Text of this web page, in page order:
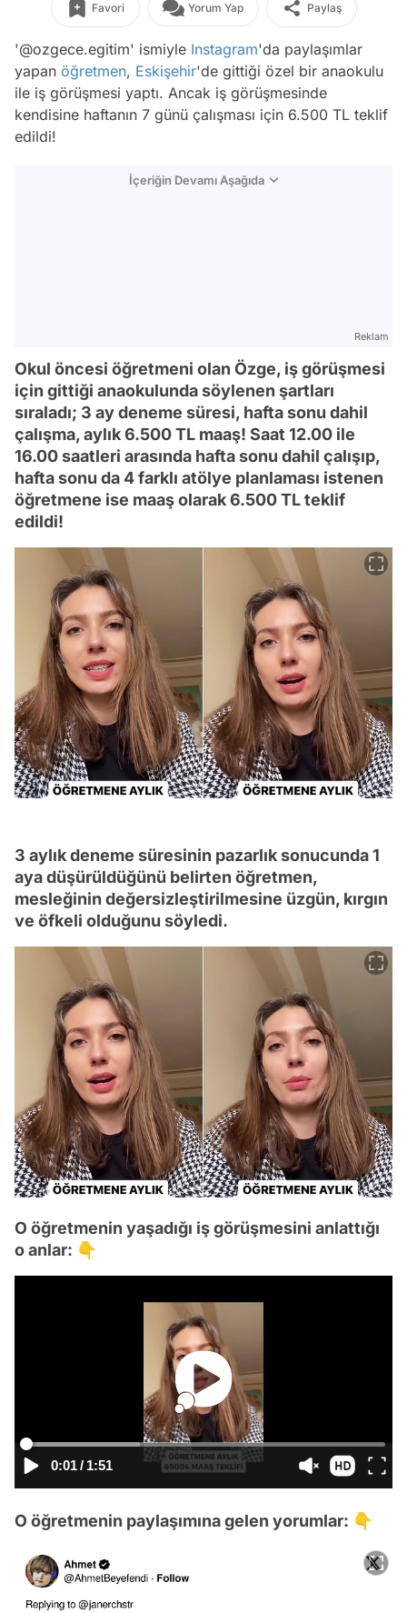
Favori Yorum Yap Paylaş
'@ozgece.egitim' ismiyle Instagram'da paylaşımlar
yapan öğretmen, Eskişehir'de gittiği özel bir anaokulu
ile iş görüşmesi yaptı. Ancak iş görüşmesinde
kendisine haftanın 7 günü çalışması için 6.500 TL teklif
edildi!
İçeriğin Devamı Aşağıda
Reklam
Okul öncesi öğretmeni olan Özge, iş görüşmesi
için gittiği anaokulunda söylenen şartları
sıraladı; 3 ay deneme süresi, hafta sonu dahil
çalışma, aylık 6.500 TL maaş! Saat 12.00 ile
16.00 saatleri arasında hafta sonu dahil çalışıp,
hafta sonu da 4 farklı atölye planlaması istenen
öğretmene ise maaş olarak 6.500 TL teklif
edildi!
3 aylık deneme süresinin pazarlık sonucunda 1
aya düşürüldüğünü belirten öğretmen,
mesleğinin değersizleştirilmesine üzgün, kırgın
ve öfkeli olduğunu söyledi.
O öğretmenin yaşadığı iş görüşmesini anlattığı
o anlar: 👇
0:01/ 1:51
O öğretmenin paylaşımına gelen yorumlar: 👇